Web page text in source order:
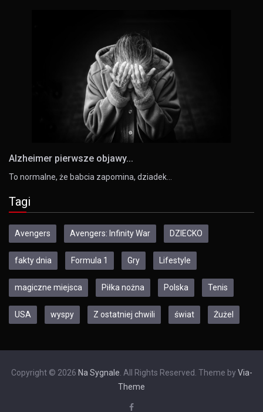
Alzheimer pierwsze objawy...
To normalne, że babcia zapomina, dziadek…
Tagi
Avengers Avengers: Infinity War DZIECKO
fakty dnia Formula 1 Gry Lifestyle
magiczne miejsca Piłka nożna Polska Tenis
USA wyspy Z ostatniej chwili świat Żużel
Copyright © 2026 Na Sygnale . All Rights Reserved. Theme by Via-
Theme